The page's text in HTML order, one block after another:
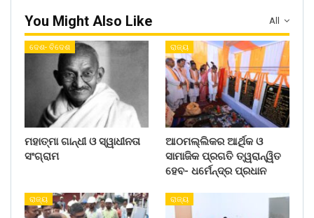
All
You Might Also Like
ଦେଶ- ବିଦେଶ
ମହାତ୍ମା ଗାନ୍ଧୀ ଓ ସ୍ୱାଧୀନତା
ସଂଗ୍ରାମ
ରାଜ୍ୟ
ଆଠମଲ୍ଲିକର ଆର୍ଥିକ ଓ
ସାମାଜିକ ପ୍ରଗତି ତ୍ୱରାନ୍ୱିତ
ହେବ- ଧର୍ମେନ୍ଦ୍ର ପ୍ରଧାନ
ରାଜ୍ୟ ରାଜ୍ୟ